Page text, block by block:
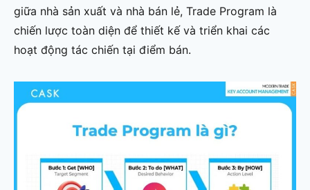
giữa nhà sản xuất và nhà bán lẻ, Trade Program là
chiến lược toàn diện để thiết kế và triển khai các
hoạt động tác chiến tại điểm bán.